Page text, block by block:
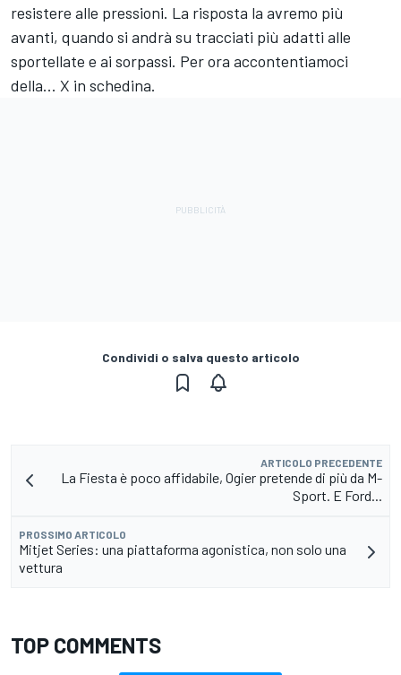
resistere alle pressioni. La risposta la avremo più
avanti, quando si andrà su tracciati più adatti alle
sportellate e ai sorpassi. Per ora accontentiamoci
della... X in schedina.
Condividi o salva questo articolo
ARTICOLO PRECEDENTE
La Fiesta è poco affidabile, Ogier pretende di più da M-
Sport. E Ford...
PROSSIMO ARTICOLO
Mitjet Series: una piattaforma agonistica, non solo una
vettura
TOP COMMENTS